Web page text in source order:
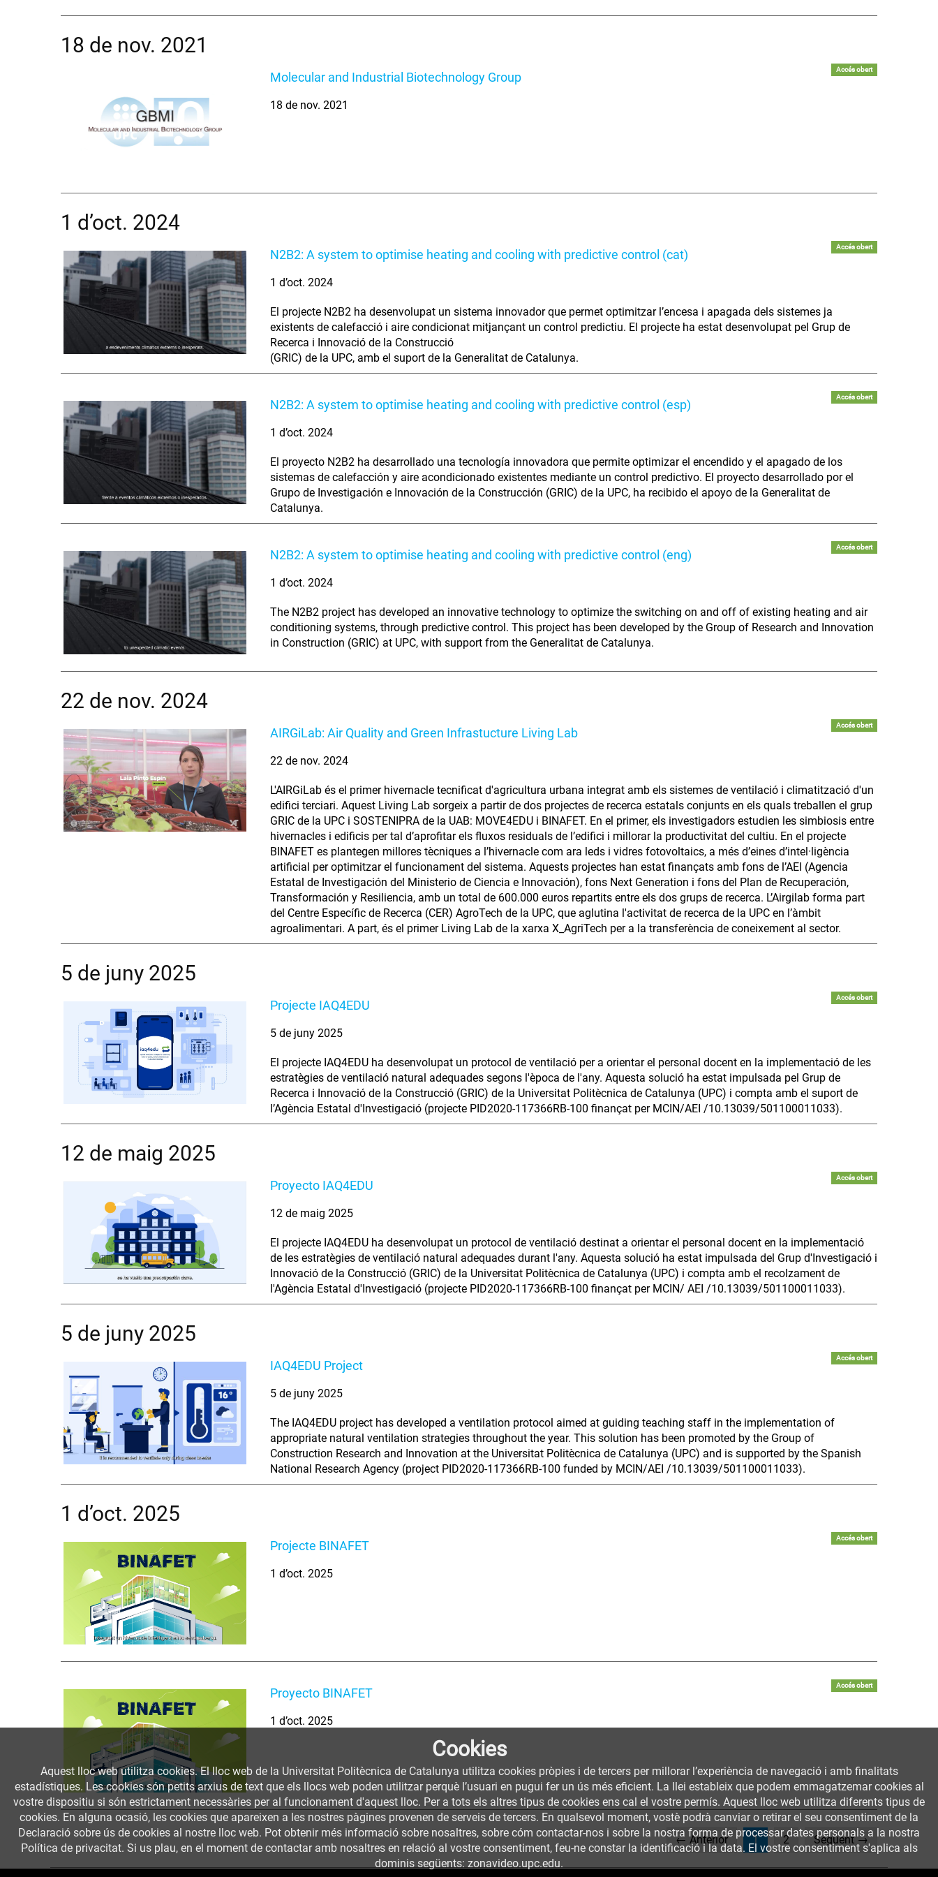
18 de nov. 2021
Molecular and Industrial Biotechnology Group
Accés obert
18 de nov. 2021
1 d’oct. 2024
N2B2: A system to optimise heating and cooling with predictive control (cat)
Accés obert
1 d’oct. 2024
El projecte N2B2 ha desenvolupat un sistema innovador que permet optimitzar l’encesa i apagada dels sistemes ja
existents de calefacció i aire condicionat mitjançant un control predictiu. El projecte ha estat desenvolupat pel Grup de
Recerca i Innovació de la Construcció
(GRIC) de la UPC, amb el suport de la Generalitat de Catalunya.
N2B2: A system to optimise heating and cooling with predictive control (esp)
Accés obert
1 d’oct. 2024
El proyecto N2B2 ha desarrollado una tecnología innovadora que permite optimizar el encendido y el apagado de los
sistemas de calefacción y aire acondicionado existentes mediante un control predictivo. El proyecto desarrollado por el
Grupo de Investigación e Innovación de la Construcción (GRIC) de la UPC, ha recibido el apoyo de la Generalitat de
Catalunya.
N2B2: A system to optimise heating and cooling with predictive control (eng)
Accés obert
1 d’oct. 2024
The N2B2 project has developed an innovative technology to optimize the switching on and off of existing heating and air
conditioning systems, through predictive control. This project has been developed by the Group of Research and Innovation
in Construction (GRIC) at UPC, with support from the Generalitat de Catalunya.
22 de nov. 2024
AIRGiLab: Air Quality and Green Infrastucture Living Lab
Accés obert
22 de nov. 2024
L'AIRGiLab és el primer hivernacle tecnificat d'agricultura urbana integrat amb els sistemes de ventilació i climatització d'un
edifici terciari. Aquest Living Lab sorgeix a partir de dos projectes de recerca estatals conjunts en els quals treballen el grup
GRIC de la UPC i SOSTENIPRA de la UAB: MOVE4EDU i BINAFET. En el primer, els investigadors estudien les simbiosis entre
hivernacles i edificis per tal d’aprofitar els fluxos residuals de l’edifici i millorar la productivitat del cultiu. En el projecte
BINAFET es plantegen millores tècniques a l’hivernacle com ara leds i vidres fotovoltaics, a més d’eines d’intel·ligència
artificial per optimitzar el funcionament del sistema. Aquests projectes han estat finançats amb fons de l’AEI (Agencia
Estatal de Investigación del Ministerio de Ciencia e Innovación), fons Next Generation i fons del Plan de Recuperación,
Transformación y Resiliencia, amb un total de 600.000 euros repartits entre els dos grups de recerca. L’Airgilab forma part
del Centre Específic de Recerca (CER) AgroTech de la UPC, que aglutina l'activitat de recerca de la UPC en l’àmbit
agroalimentari. A part, és el primer Living Lab de la xarxa X_AgriTech per a la transferència de coneixement al sector.
5 de juny 2025
Projecte IAQ4EDU
Accés obert
5 de juny 2025
El projecte IAQ4EDU ha desenvolupat un protocol de ventilació per a orientar el personal docent en la implementació de les
estratègies de ventilació natural adequades segons l'època de l'any. Aquesta solució ha estat impulsada pel Grup de
Recerca i Innovació de la Construcció (GRIC) de la Universitat Politècnica de Catalunya (UPC) i compta amb el suport de
l’Agència Estatal d'Investigació (projecte PID2020-117366RB-100 finançat per MCIN/AEI /10.13039/501100011033).
12 de maig 2025
Proyecto IAQ4EDU
Accés obert
12 de maig 2025
El projecte IAQ4EDU ha desenvolupat un protocol de ventilació destinat a orientar el personal docent en la implementació
de les estratègies de ventilació natural adequades durant l'any. Aquesta solució ha estat impulsada del Grup d'Investigació i
Innovació de la Construcció (GRIC) de la Universitat Politècnica de Catalunya (UPC) i compta amb el recolzament de
l'Agència Estatal d'Investigació (projecte PID2020-117366RB-100 finançat per MCIN/ AEI /10.13039/501100011033).
5 de juny 2025
IAQ4EDU Project
Accés obert
5 de juny 2025
The IAQ4EDU project has developed a ventilation protocol aimed at guiding teaching staff in the implementation of
appropriate natural ventilation strategies throughout the year. This solution has been promoted by the Group of
Construction Research and Innovation at the Universitat Politècnica de Catalunya (UPC) and is supported by the Spanish
National Research Agency (project PID2020-117366RB-100 funded by MCIN/AEI /10.13039/501100011033).
1 d’oct. 2025
Projecte BINAFET
Accés obert
1 d’oct. 2025
Proyecto BINAFET
Accés obert
1 d’oct. 2025
← Anterior 1(current)
2 Següent →
Cookies
Aquest lloc web utilitza cookies. El lloc web de la Universitat Politècnica de Catalunya utilitza cookies pròpies i de tercers per millorar l’experiència de navegació i amb finalitats
estadístiques. Les cookies són petits arxius de text que els llocs web poden utilitzar perquè l’usuari en pugui fer un ús més eficient. La llei estableix que podem emmagatzemar cookies al
vostre dispositiu si són estrictament necessàries per al funcionament d'aquest lloc. Per a tots els altres tipus de cookies ens cal el vostre permís. Aquest lloc web utilitza diferents tipus de
cookies. En alguna ocasió, les cookies que apareixen a les nostres pàgines provenen de serveis de tercers. En qualsevol moment, vostè podrà canviar o retirar el seu consentiment de la
Declaració sobre ús de cookies al nostre lloc web. Pot obtenir més informació sobre nosaltres, sobre cóm contactar-nos i sobre la nostra forma de processar dates personals a la nostra
Política de privacitat. Si us plau, en el moment de contactar amb nosaltres en relació al vostre consentiment, feu-ne constar la identificació i la data. El vostre consentiment s'aplica als
dominis següents: zonavideo.upc.edu.